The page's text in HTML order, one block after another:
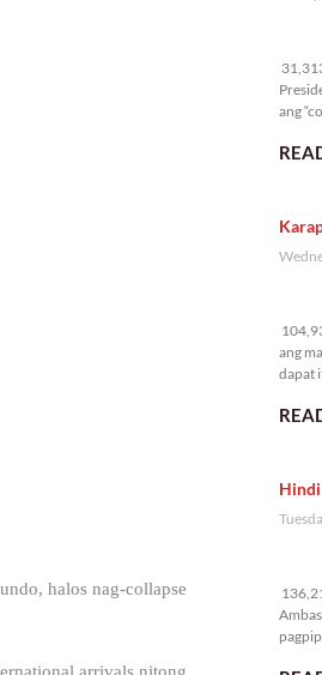
halos nag-collapse
arrivals nitong
ang
ang
dapat